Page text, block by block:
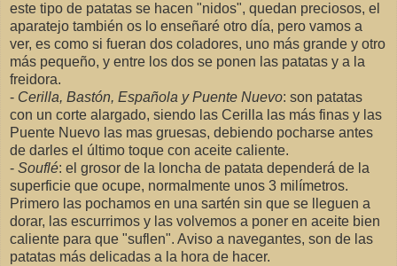
este tipo de patatas se hacen "nidos", quedan preciosos, el
aparatejo también os lo enseñaré otro día, pero vamos a
ver, es como si fueran dos coladores, uno más grande y otro
más pequeño, y entre los dos se ponen las patatas y a la
freidora.
- Cerilla, Bastón, Española y Puente Nuevo: son patatas
con un corte alargado, siendo las Cerilla las más finas y las
Puente Nuevo las mas gruesas, debiendo pocharse antes
de darles el último toque con aceite caliente.
- Souflé: el grosor de la loncha de patata dependerá de la
superficie que ocupe, normalmente unos 3 milímetros.
Primero las pochamos en una sartén sin que se lleguen a
dorar, las escurrimos y las volvemos a poner en aceite bien
caliente para que "suflen". Aviso a navegantes, son de las
patatas más delicadas a la hora de hacer.